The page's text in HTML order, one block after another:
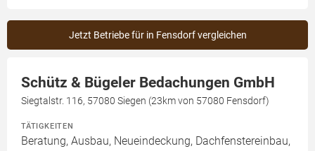
Jetzt Betriebe für in Fensdorf vergleichen
Schütz & Bügeler Bedachungen GmbH
Siegtalstr. 116, 57080 Siegen (23km von 57080 Fensdorf)
TÄTIGKEITEN
Beratung, Ausbau, Neueindeckung, Dachfenstereinbau,